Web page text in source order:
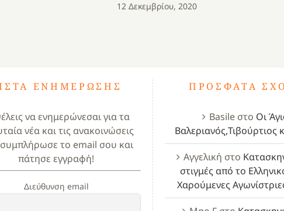
12 Δεκεμβρίου, 2020
ΕΝΗΜΈΡΩΣΗΣ
να ενημερώνεσαι για τα
νέα και τις ανακοινώσεις
το email σου και
πάτησε εγγραφή!
Διεύθυνση email
ΠΡΌΣΦΑΤΑ
Basileστο Οι
Βαλεριανός,Τιβούρτιος
Αγγελική στο
στιγμές από το
Χαρούμενες